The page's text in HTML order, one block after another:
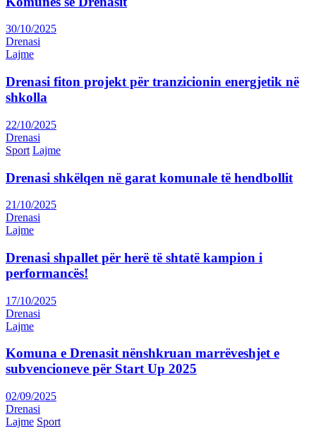
30/10/2025
Drenasi
Lajme
Drenasi fiton projekt për tranzicionin energjetik në
shkolla
22/10/2025
Drenasi
Sport Lajme
Drenasi shkëlqen në garat komunale të hendbollit
21/10/2025
Drenasi
Lajme
Drenasi shpallet për herë të shtatë kampion i
performancës!
17/10/2025
Drenasi
Lajme
Komuna e Drenasit nënshkruan marrëveshjet e
subvencioneve për Start Up 2025
02/09/2025
Drenasi
Lajme Sport